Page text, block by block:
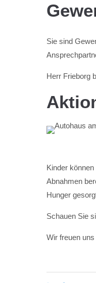
Sie sind
Herr Frieborg
Kinder
Abnahmen
Hunger
Schauen Sie
Wir freuen